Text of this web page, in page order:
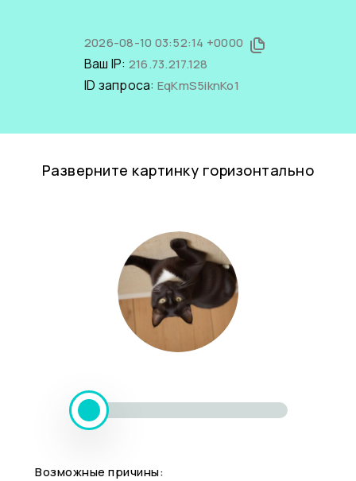
2026-08-10 03:52:14 +0000
Ваш IP: 216.73.217.128
ID запроса: EqKmS5iknKo1
Разверните картинку горизонтально
Возможные причины: